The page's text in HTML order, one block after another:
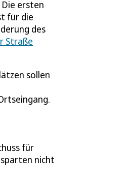
ersten
für die
des
Straße
sollen
für
nicht